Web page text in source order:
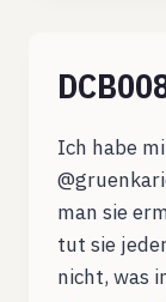
Ich habe
man sie
tut sie
nicht, was